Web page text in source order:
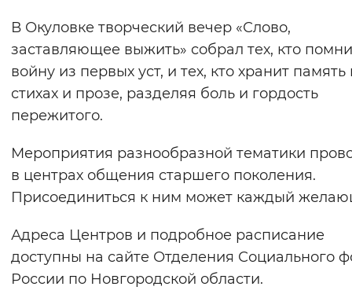
В Окуловке творческий вечер «Слово,
заставляющее выжить» собрал тех, кто
войну из первых уст, и тех, кто хранит память
стихах и прозе, разделяя боль и гордость
пережитого.
Мероприятия разнообразной тематики
в центрах общения старшего поколения.
Присоединиться к ним может каждый
Адреса Центров и подробное расписание
доступны на сайте Отделения Социального
России по Новгородской области.